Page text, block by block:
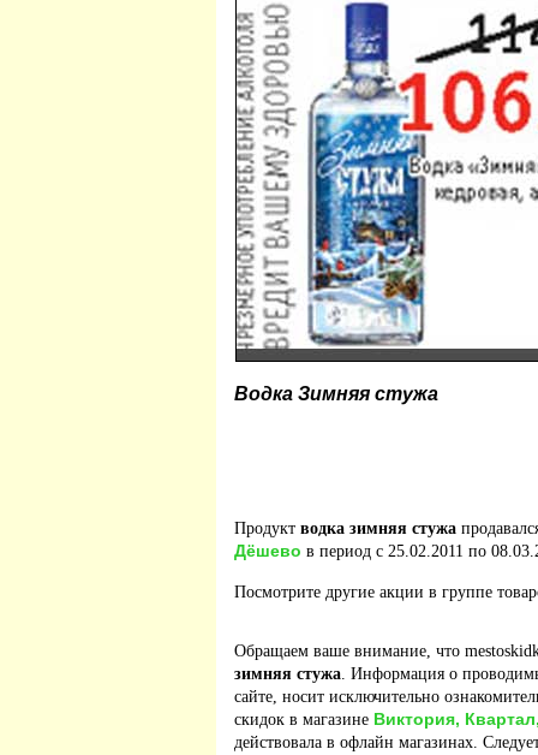
Водка Зимняя стужа
Продукт водка зимняя стужа
Дёшево в период с 25.02.2011 по
Посмотрите другие акции в группе
Обращаем ваше внимание, что
зимняя стужа. Информация о
сайте, носит исключительно
скидок в магазине Виктория,
действовала в офлайн магазинах.